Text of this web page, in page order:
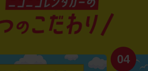
04